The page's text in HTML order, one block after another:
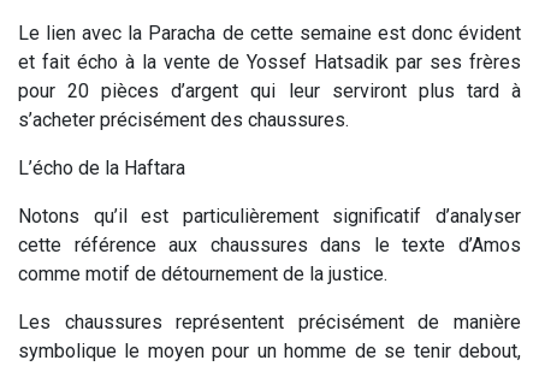
Le lien avec la Paracha de cette semaine est donc évident
et fait écho à la vente de Yossef Hatsadik par ses frères
pour 20 pièces d’argent qui leur serviront plus tard à
s’acheter précisément des chaussures.
L’écho de la Haftara
Notons qu’il est particulièrement significatif d’analyser
cette référence aux chaussures dans le texte d’Amos
comme motif de détournement de la justice.
Les chaussures représentent précisément de manière
symbolique le moyen pour un homme de se tenir debout,